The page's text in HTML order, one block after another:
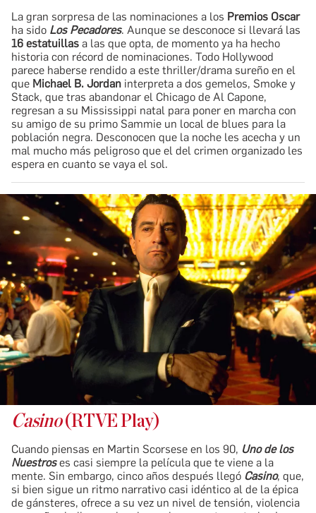
La gran sorpresa de las nominaciones a los Premios Oscar
ha sido Los Pecadores. Aunque se desconoce si llevará las
16 estatuillas a las que opta, de momento ya ha hecho
historia con récord de nominaciones. Todo Hollywood
parece haberse rendido a este thriller/drama sureño en el
que Michael B. Jordan interpreta a dos gemelos, Smoke y
Stack, que tras abandonar el Chicago de Al Capone,
regresan a su Mississippi natal para poner en marcha con
su amigo de su primo Sammie un local de blues para la
población negra. Desconocen que la noche les acecha y un
mal mucho más peligroso que el del crimen organizado les
espera en cuanto se vaya el sol.
Casino(RTVE Play)
Cuando piensas en Martin Scorsese en los 90, Uno de los
Nuestroses casi siempre la película que te viene a la
mente. Sin embargo, cinco años después llegó Casino, que,
si bien sigue un ritmo narrativo casi idéntico al de la épica
de gánsteres, ofrece a su vez un nivel de tensión, violencia